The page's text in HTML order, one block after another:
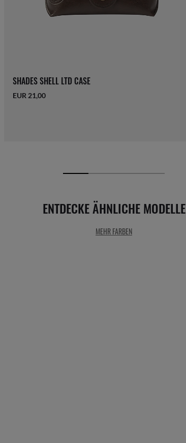
SHADES SHELL LTD CASE
EUR 21,00
ENTDECKE ÄHNLICHE MODELLE
MEHR FARBEN